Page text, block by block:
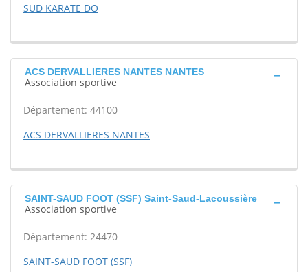
SUD KARATE DO
ACS DERVALLIERES NANTES NANTES
Association sportive
Département: 44100
ACS DERVALLIERES NANTES
SAINT-SAUD FOOT (SSF) Saint-Saud-Lacoussière
Association sportive
Département: 24470
SAINT-SAUD FOOT (SSF)